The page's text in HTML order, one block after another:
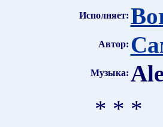
Исполняет:
Автор:
Музыка:
* * *